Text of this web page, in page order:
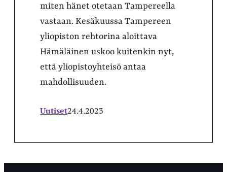
miten hänet otetaan Tampereella
vastaan. Kesäkuussa Tampereen
yliopiston rehtorina aloittava
Hämäläinen uskoo kuitenkin nyt,
että yliopistoyhteisö antaa
mahdollisuuden.
Uutiset24.4.2023